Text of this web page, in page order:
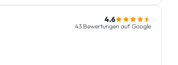
4.6
43 Bewertungen auf Google